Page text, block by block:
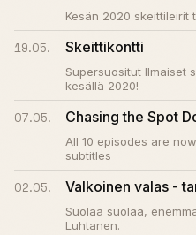
Kesän 2020 skeittileirit
19.05. Skeittikontti
Supersuositut Ilmaiset
kesällä 2020!
07.05. Chasing the Spot
All 10 episodes are
subtitles
02.05. Valkoinen valas -
Suolaa suolaa,
Luhtanen.